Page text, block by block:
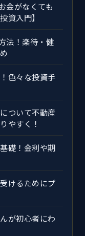
金がなくても
資入門】
法！楽待・健
色々な投資手
ついて不動産
やすく！
礎！金利や期
けるためにプ
が初心者にわ